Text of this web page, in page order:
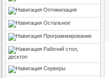
Оптимизация
Остальное
Программирование
Рабочий стол,
десктоп
Серверы